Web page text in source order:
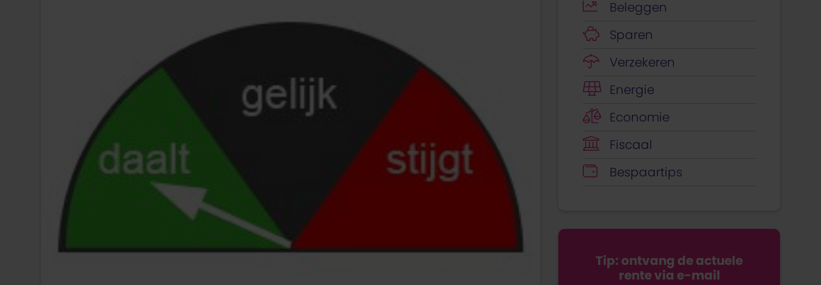
Beleggen
Sparen
Verzekeren
Energie
Economie
Fiscaal
Bespaartips
Tip: ontvang de actuele
rente via e-mail